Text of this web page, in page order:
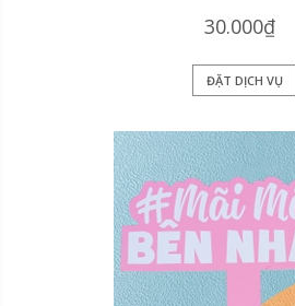
30.000₫
ĐẶT DỊCH VỤ